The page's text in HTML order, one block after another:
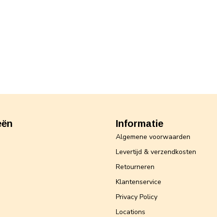
Informatie
Algemene voorwaarden
Levertijd & verzendkosten
Retourneren
Klantenservice
Privacy Policy
Locations